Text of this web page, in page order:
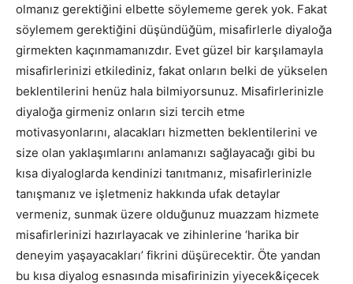
olmanız gerektiğini elbette söylememe gerek yok. Fakat
söylemem gerektiğini düşündüğüm, misafirlerle diyaloğa
girmekten kaçınmamanızdır. Evet güzel bir karşılamayla
misafirlerinizi etkilediniz, fakat onların belki de yükselen
beklentilerini henüz hala bilmiyorsunuz. Misafirlerinizle
diyaloğa girmeniz onların sizi tercih etme
motivasyonlarını, alacakları hizmetten beklentilerini ve
size olan yaklaşımlarını anlamanızı sağlayacağı gibi bu
kısa diyaloglarda kendinizi tanıtmanız, misafirlerinizle
tanışmanız ve işletmeniz hakkında ufak detaylar
vermeniz, sunmak üzere olduğunuz muazzam hizmete
misafirlerinizi hazırlayacak ve zihinlerine ‘harika bir
deneyim yaşayacakları’ fikrini düşürecektir. Öte yandan
bu kısa diyalog esnasında misafirinizin yiyecek&içecek